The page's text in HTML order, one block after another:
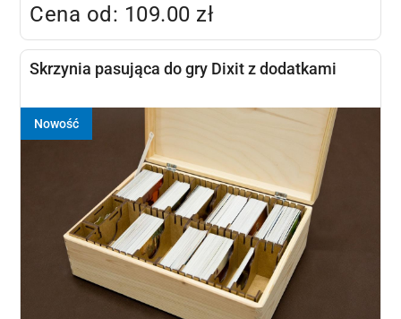
Cena od: 109.00 zł
Skrzynia pasująca do gry Dixit z dodatkami
Nowość